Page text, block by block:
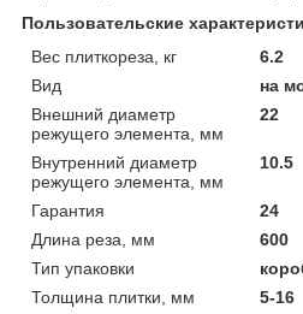
Пользовательские
Вес плиткореза, кг
6.2
Вид
на
Внешний диаметр
режущего элемента, мм
22
Внутренний диаметр
режущего элемента, мм
10.5
Гарантия
24
Длина реза, мм
600
Тип упаковки
Толщина плитки, мм
5-16